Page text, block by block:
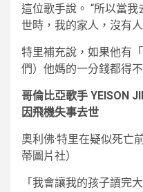
這位歌手說。 “所以當
世時，我的家人，沒有
特里補充說，如果他有
們）他媽的一分錢都得
哥倫比亞歌手 YEISON
因飛機失事去世
奧利佛·特里在疑似死亡
蒂圖片社）
「我會讓我的孩子讀完